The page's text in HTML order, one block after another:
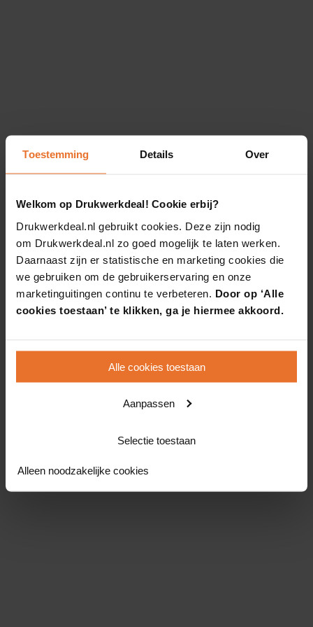
Toestemming Details Over
Welkom op Drukwerkdeal! Cookie erbij?
Drukwerkdeal.nl gebruikt cookies. Deze zijn nodig
om Drukwerkdeal.nl zo goed mogelijk te laten werken.
Daarnaast zijn er statistische en marketing cookies die
we gebruiken om de gebruikerservaring en onze
marketinguitingen continu te verbeteren. Door op ‘Alle
cookies toestaan’ te klikken, ga je hiermee akkoord.
Alle cookies toestaan
Aanpassen
Selectie toestaan
Alleen noodzakelijke cookies